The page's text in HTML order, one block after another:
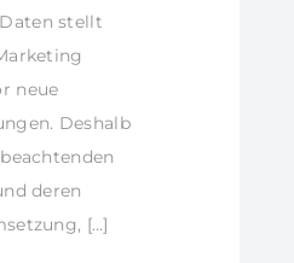
stellt
neue
Deshalb
deren
[…]